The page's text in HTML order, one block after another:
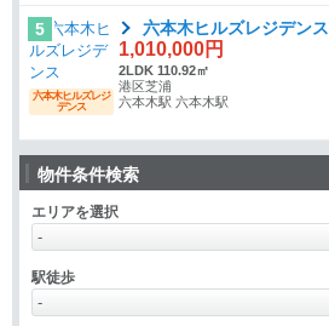
5
六本木ヒルズレジ
デンス
六本木ヒルズレジデンス
1,010,000円
2LDK 110.92㎡
港区芝浦
六本木駅 六本木駅
物件条件検索
エリアを選択
駅徒歩